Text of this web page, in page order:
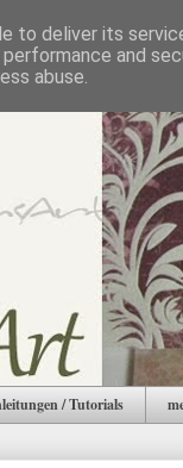
/ Tutorials
to deliver its
and
abuse.